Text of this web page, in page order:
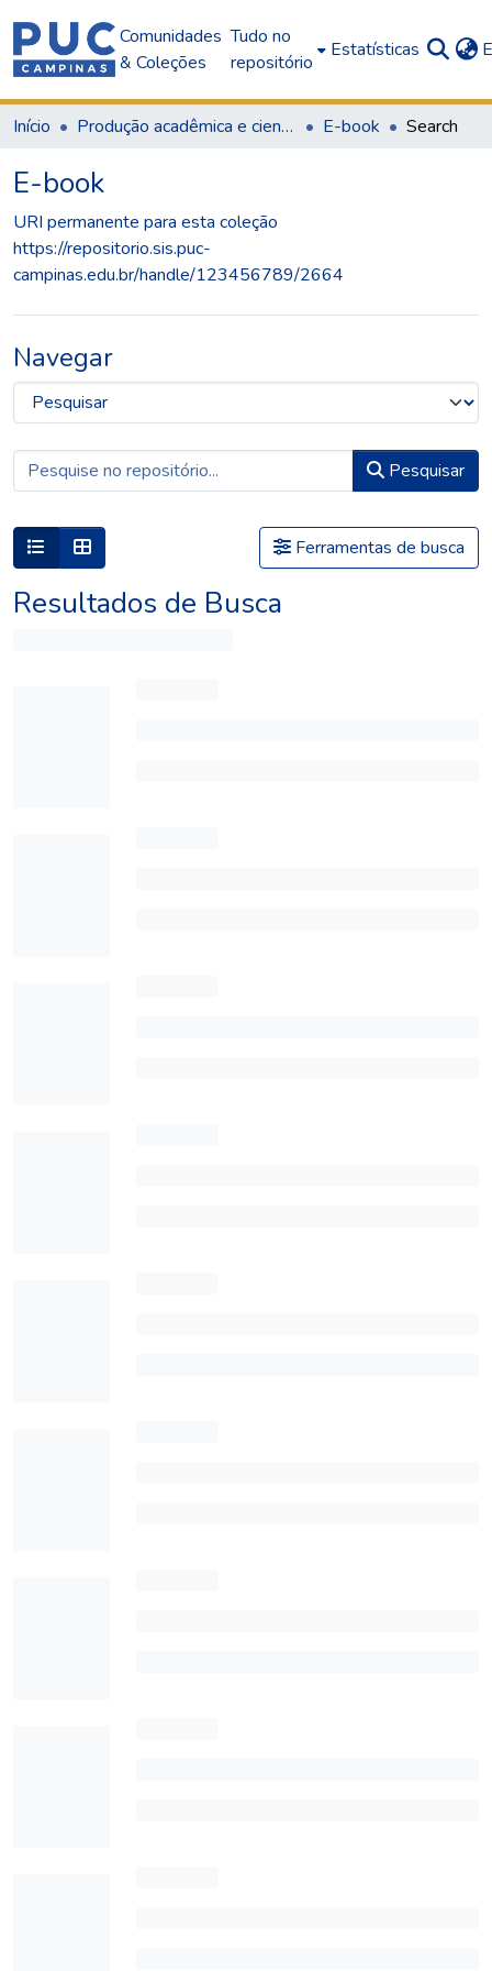
Comunidades
& Coleções
Tudo no
repositório
Estatísticas
Início Produção acadêmica e científica E-book Search
E-book
URI permanente para esta coleção
https://repositorio.sis.puc-
campinas.edu.br/handle/123456789/2664
Navegar
Pesquisar
Ferramentas de busca
Resultados de Busca